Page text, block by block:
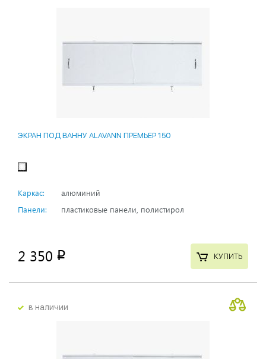
ЭКРАН ПОД ВАННУ ALAVANN ПРЕМЬЕР 150
Каркас:
алюминий
Панели:
пластиковые панели, полистирол
2 350 p КУПИТЬ
в наличии